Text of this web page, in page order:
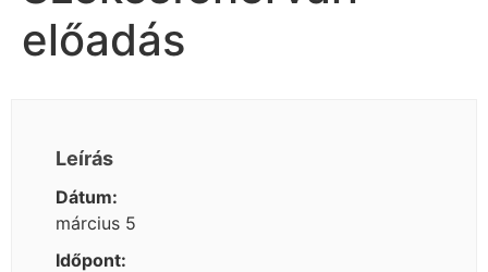
előadás
Leírás
Dátum:
március 5
Időpont: